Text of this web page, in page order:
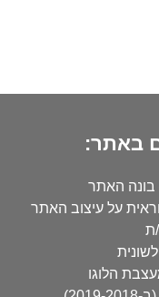
באתר:
בונה האתר
על עיצוב האתר
ת
הלוגו